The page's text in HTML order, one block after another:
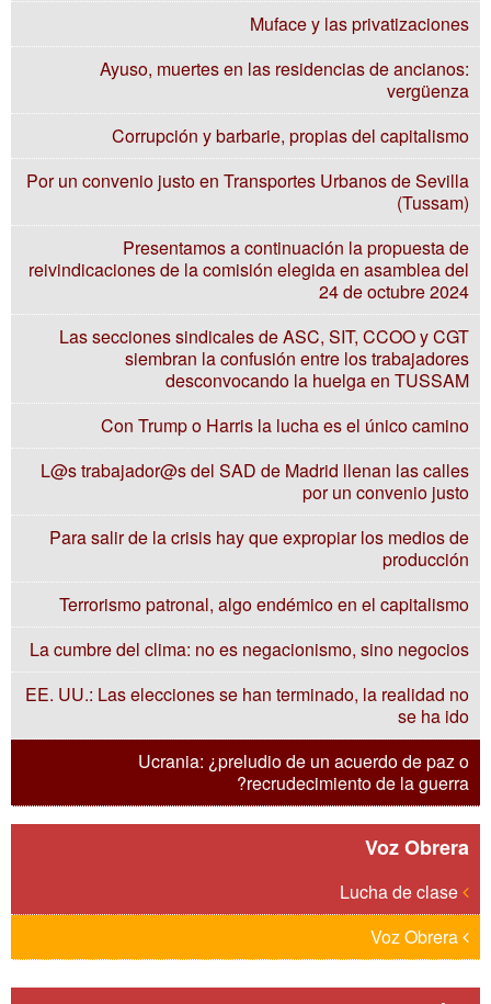
Muface y las privatizaciones
Ayuso, muertes en las residencias de ancianos:
vergüenza
Corrupción y barbarie, propias del capitalismo
Por un convenio justo en Transportes Urbanos de Sevilla
(Tussam)
Presentamos a continuación la propuesta de
reivindicaciones de la comisión elegida en asamblea del
24 de octubre 2024
Las secciones sindicales de ASC, SIT, CCOO y CGT
siembran la confusión entre los trabajadores
desconvocando la huelga en TUSSAM
Con Trump o Harris la lucha es el único camino
L@s trabajador@s del SAD de Madrid llenan las calles
por un convenio justo
Para salir de la crisis hay que expropiar los medios de
producción
Terrorismo patronal, algo endémico en el capitalismo
La cumbre del clima: no es negacionismo, sino negocios
EE. UU.: Las elecciones se han terminado, la realidad no
se ha ido
Ucrania: ¿preludio de un acuerdo de paz o
recrudecimiento de la guerra?
Voz Obrera